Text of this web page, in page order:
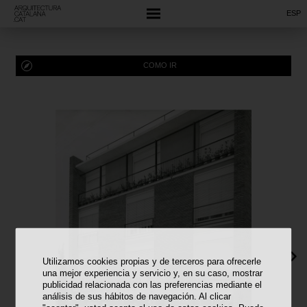
Utilizamos cookies propias y de terceros para ofrecerle
una mejor experiencia y servicio y, en su caso, mostrar
publicidad relacionada con las preferencias mediante el
análisis de sus hábitos de navegación. Al clicar
ESP
COMO IR